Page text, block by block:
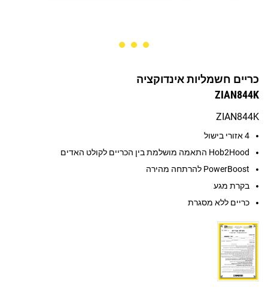
כריים חשמליות אינדוקציה
ZIAN844K
ZIAN844K
4 אזורי בישול
Hob2Hood התאמה מושלמת בין הכריים לקולט האדים
PowerBoost להרתחה מהירה
בקרת מגע
כריים ללא מסגרת